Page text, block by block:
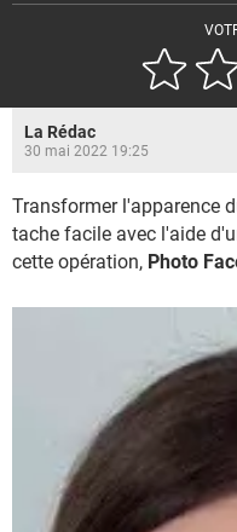
La Rédac
30 mai 2022 19:25
Transformer l'apparence
tache facile avec l'aide
cette opération, Photo